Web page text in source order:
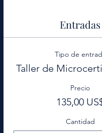
Entradas
Tipo de
Taller de
Precio
135,00
Cantidad